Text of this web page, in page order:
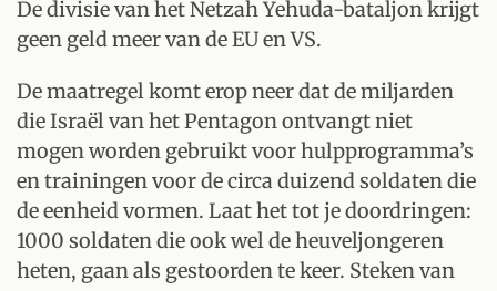
De divisie van het Netzah Yehuda-bataljon krijgt
geen geld meer van de EU en VS.
De maatregel komt erop neer dat de miljarden
die Israël van het Pentagon ontvangt niet
mogen worden gebruikt voor hulpprogramma’s
en trainingen voor de circa duizend soldaten die
de eenheid vormen. Laat het tot je doordringen:
1000 soldaten die ook wel de heuveljongeren
heten, gaan als gestoorden te keer. Steken van